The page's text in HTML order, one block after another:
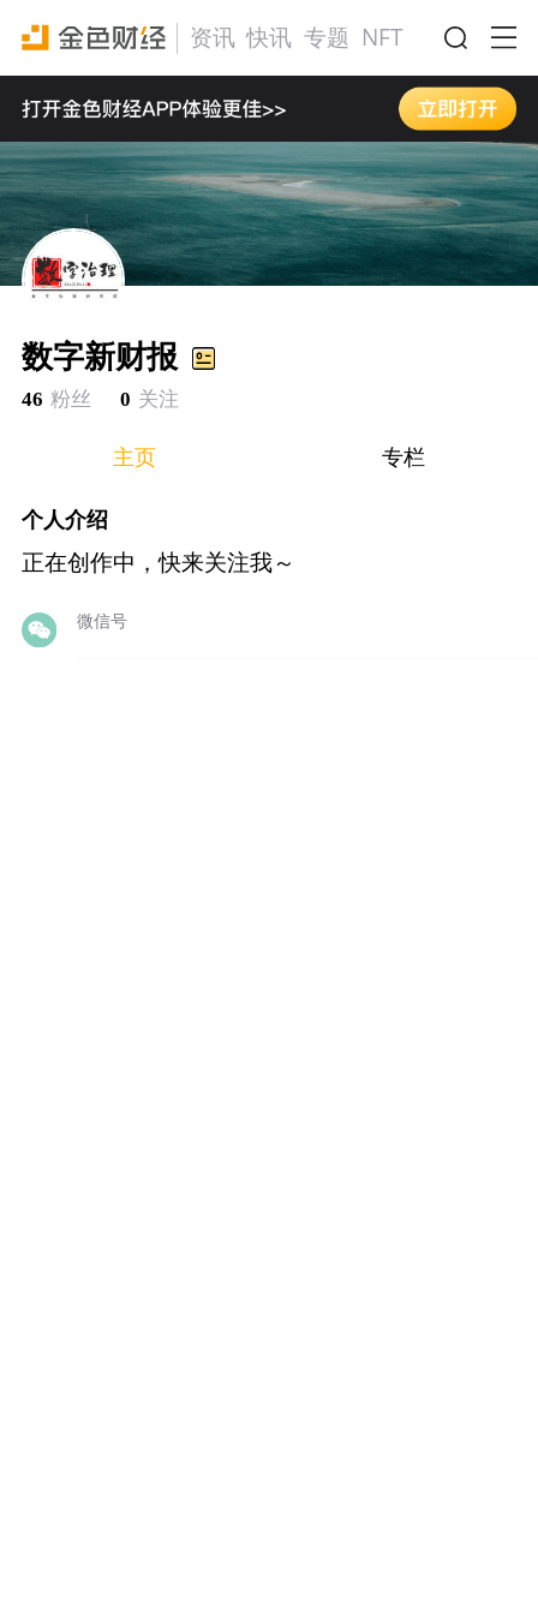
资讯 快讯 专题 NFT
数字新财报
46 粉丝 0 关注
主页 专栏
个人介绍
正在创作中，快来关注我～
微信号